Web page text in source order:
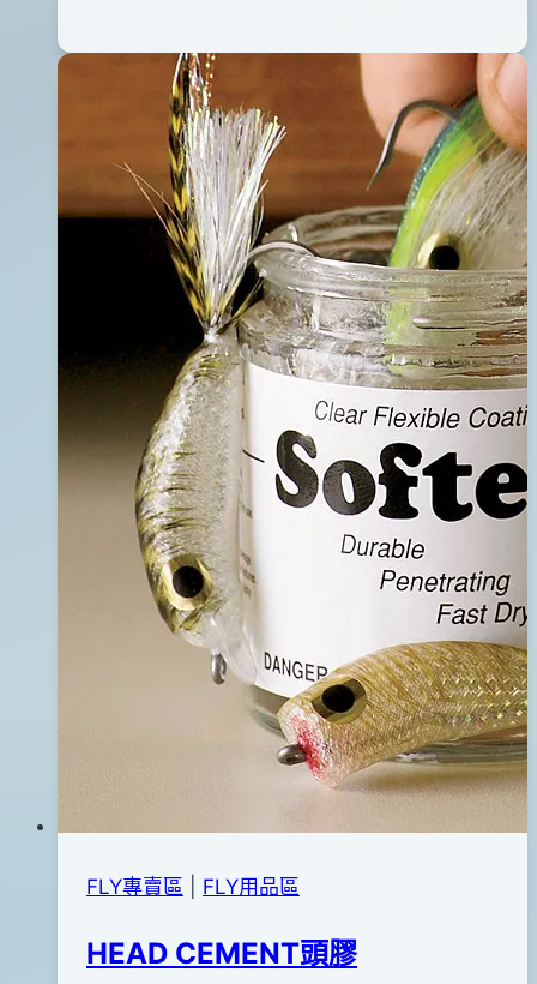
線
FLY專賣區 FLY用品區
HEAD CEMENT頭膠